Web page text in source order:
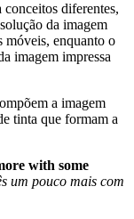
conceitos diferentes,
da imagem
móveis, enquanto o
imagem impressa
a imagem
tinta que formam a
with some
um pouco mais com